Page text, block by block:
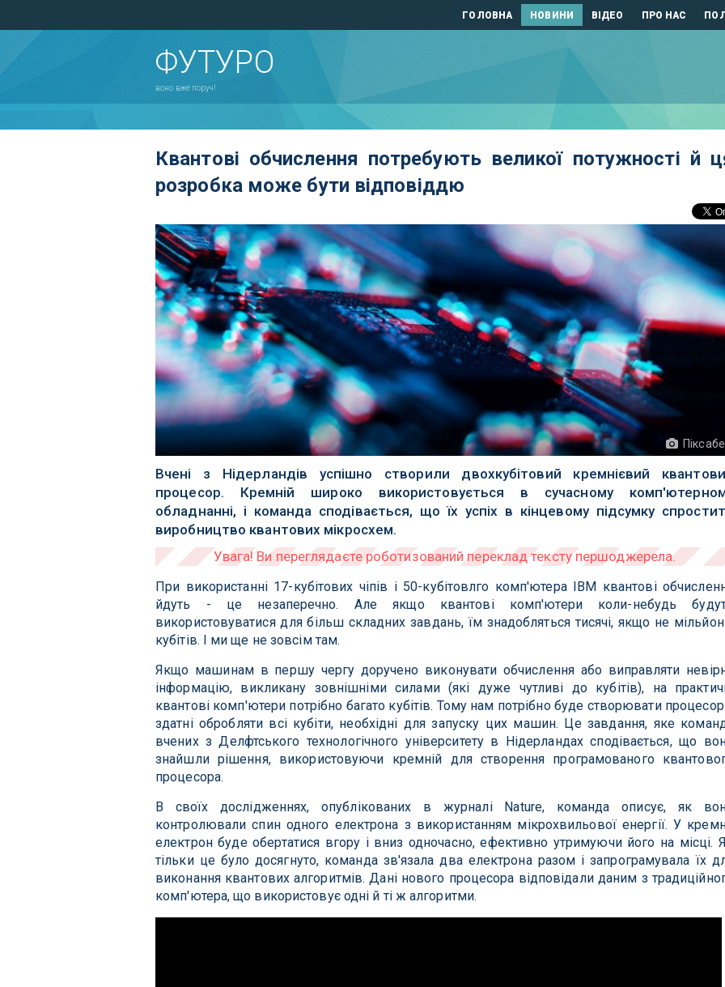
ГОЛОВНА НОВИНИ ВІДЕО ПРО НАС
ФУТУРО
воно вже поруч!
Квантові обчислення потребують великої потужності й
розробка може бути відповіддю
Вчені з Нідерландів успішно створили двохкубітовий кремнієвий
процесор. Кремній широко використовується в сучасному
обладнанні, і команда сподівається, що їх успіх в кінцевому підсумку
виробництво квантових мікросхем.
При використанні 17-кубітових чіпів і 50-кубітовлго комп'ютера IBM квантові
йдуть - це незаперечно. Але якщо квантові комп'ютери коли-небудь
використовуватися для більш складних завдань, їм знадобляться тисячі, якщо не
кубітів. І ми ще не зовсім там.
Якщо машинам в першу чергу доручено виконувати обчислення або виправляти
інформацію, викликану зовнішніми силами (які дуже чутливі до кубітів), на
квантові комп'ютери потрібно багато кубітів. Тому нам потрібно буде створювати
здатні обробляти всі кубіти, необхідні для запуску цих машин. Це завдання, яке
вчених з Делфтського технологічного університету в Нідерландах сподівається, що
знайшли рішення, використовуючи кремній для створення програмованого
процесора.
В своїх дослідженнях, опублікованих в журналі Nature, команда описує, як
контролювали спин одного електрона з використанням мікрохвильової енергії. У
електрон буде обертатися вгору і вниз одночасно, ефективно утримуючи його на місці.
тільки це було досягнуто, команда зв'язала два електрона разом і запрограмувала їх
виконання квантових алгоритмів. Дані нового процесора відповідали даним з
комп'ютера, що використовує одні й ті ж алгоритми.